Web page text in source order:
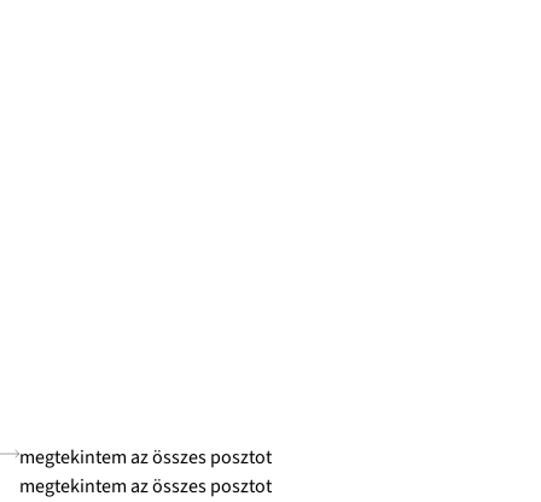
megtekintem az összes posztot
megtekintem az összes posztot